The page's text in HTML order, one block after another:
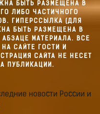
БЫТЬ РАЗМЕЩЕНА В
ЛИБО ЧАСТИЧНОГО
ГИПЕРССЫЛКА (ДЛЯ
БЫТЬ РАЗМЕЩЕНА В
МАТЕРИАЛА. ВСЕ
САЙТЕ ГОСТИ И
САЙТА НЕ НЕСЕТ
ПУБЛИКАЦИИ.
новости России и